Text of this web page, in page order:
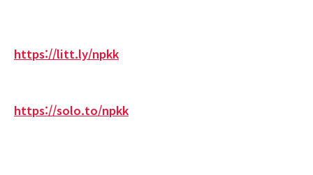
https://litt.ly/npkk
https://solo.to/npkk